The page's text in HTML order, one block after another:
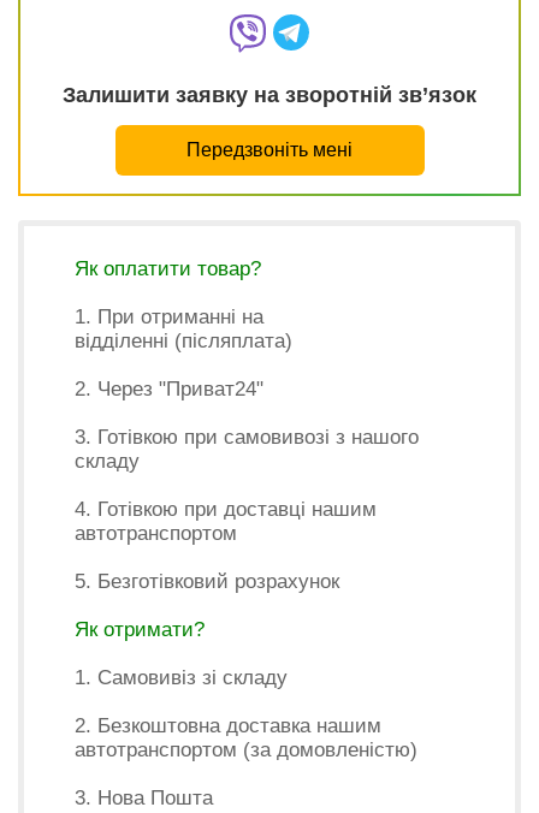
Залишити заявку на зворотній зв’язок
Передзвоніть мені
Як оплатити товар?
1. При отриманні на
відділенні (післяплата)
2. Через "Приват24"
3. Готівкою при самовивозі з нашого
складу
4. Готівкою при доставці нашим
автотранспортом
5. Безготівковий розрахунок
Як отримати?
1. Самовивіз зі складу
2. Безкоштовна доставка нашим
автотранспортом (за домовленістю)
3. Нова Пошта